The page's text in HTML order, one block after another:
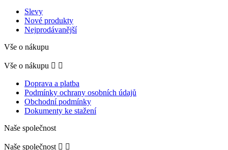
Slevy
Nové produkty
Nejprodávanější
Vše o nákupu
Vše o nákupu  
Doprava a platba
Podmínky ochrany osobních údajů
Obchodní podmínky
Dokumenty ke stažení
Naše společnost
Naše společnost  